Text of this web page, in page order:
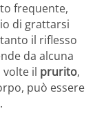
frequente,
di grattarsi
il riflesso
da alcuna
volte il prurito,
può essere